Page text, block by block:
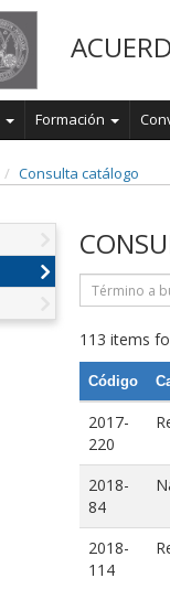
Formación
Consulta catálogo
113 items
Código
2017-
220
2018-
84
2018-
114